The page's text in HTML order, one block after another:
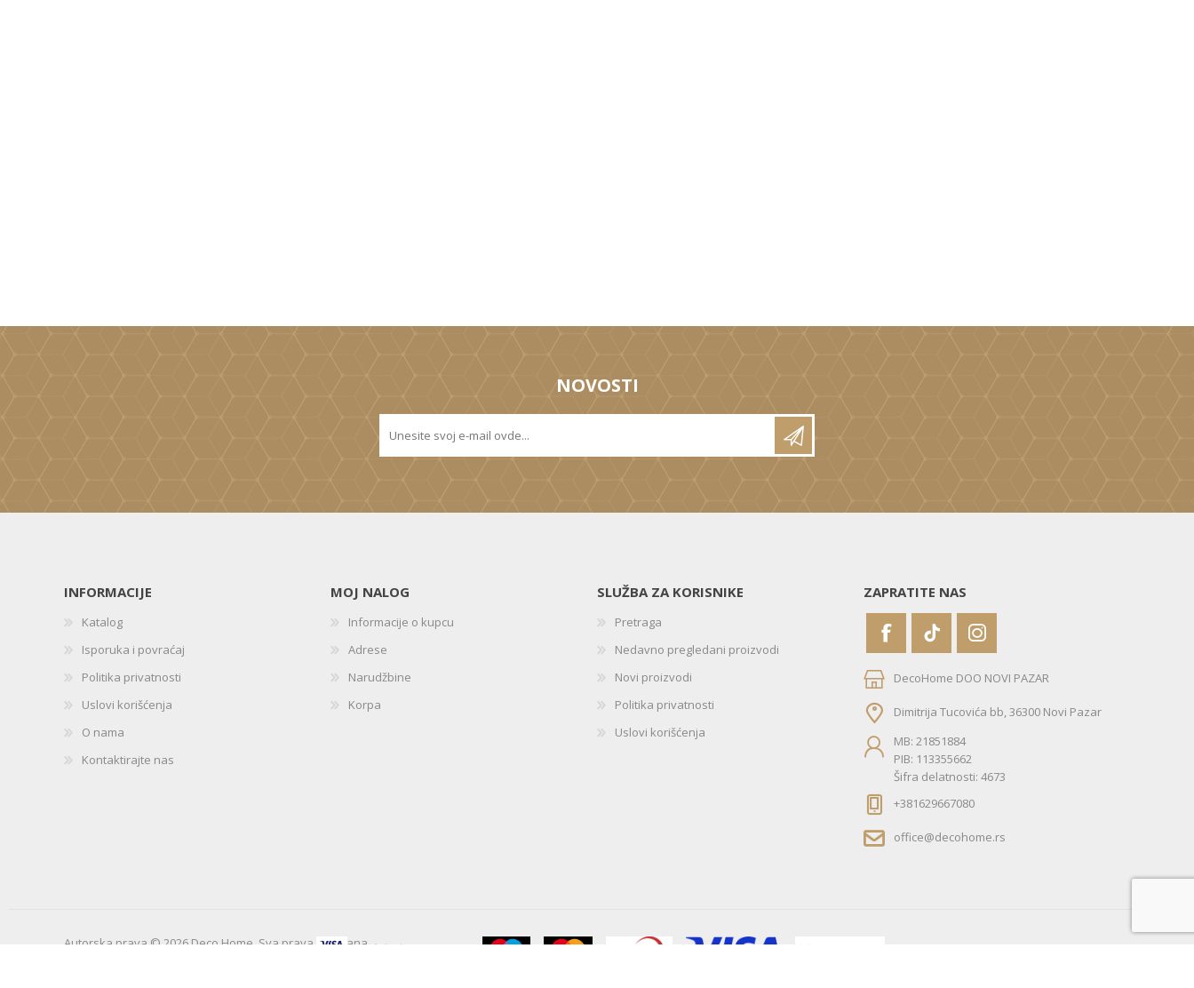
NOVOSTI
INFORMACIJE
Katalog
Isporuka i povraćaj
Politika privatnosti
Uslovi korišćenja
O nama
Kontaktirajte nas
MOJ NALOG
Informacije o kupcu
Adrese
Narudžbine
Korpa
SLUŽBA ZA KORISNIKE
Pretraga
Nedavno pregledani proizvodi
Novi proizvodi
Politika privatnosti
Uslovi korišćenja
ZAPRATITE NAS
DecoHome DOO NOVI PAZAR
Dimitrija Tucovića bb, 36300 Novi Pazar
MB: 21851884
PIB: 113355662
Šifra delatnosti: 4673
+381629667080
office@decohome.rs
Autorska prava © 2026 Deco Home. Sva prava zadržana.